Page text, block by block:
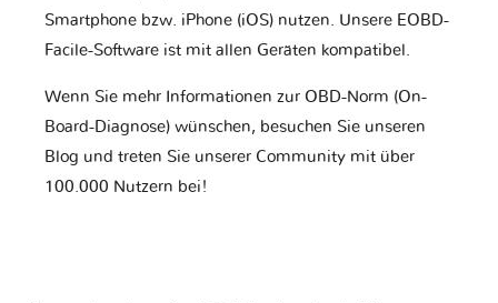
Smartphone bzw. iPhone (iOS) nutzen. Unsere EOBD-
Facile-Software ist mit allen Geräten kompatibel.
Wenn Sie mehr Informationen zur OBD-Norm (On-
Board-Diagnose) wünschen, besuchen Sie unseren
Blog und treten Sie unserer Community mit über
100.000 Nutzern bei!